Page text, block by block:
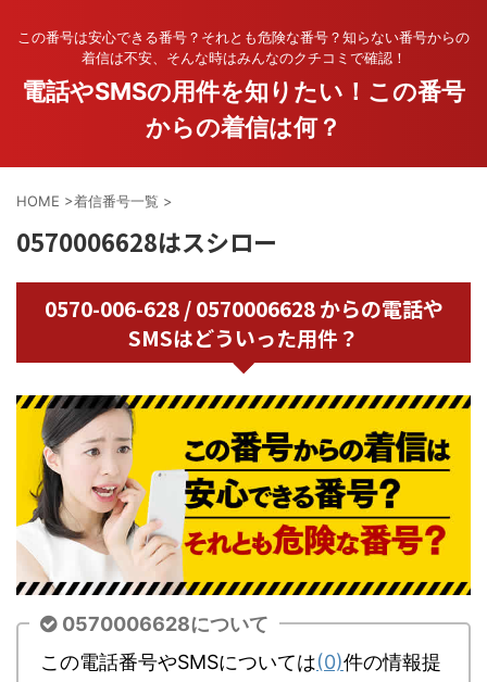
この番号は安心できる番号？それとも危険な番号？知らない番号からの
着信は不安、そんな時はみんなのクチコミで確認！
電話やSMSの用件を知りたい！この番号
からの着信は何？
HOME >着信番号一覧 >
0570006628はスシロー
0570-006-628 / 0570006628 からの電話や
SMSはどういった用件？
0570006628について
この電話番号やSMSについては(0)件の情報提